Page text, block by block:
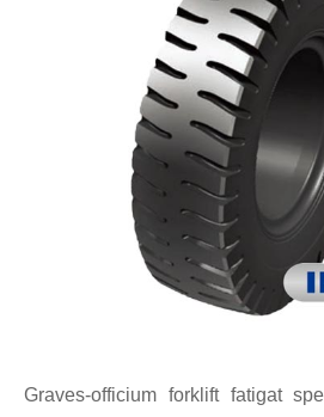
Graves-officium forklift fatigat